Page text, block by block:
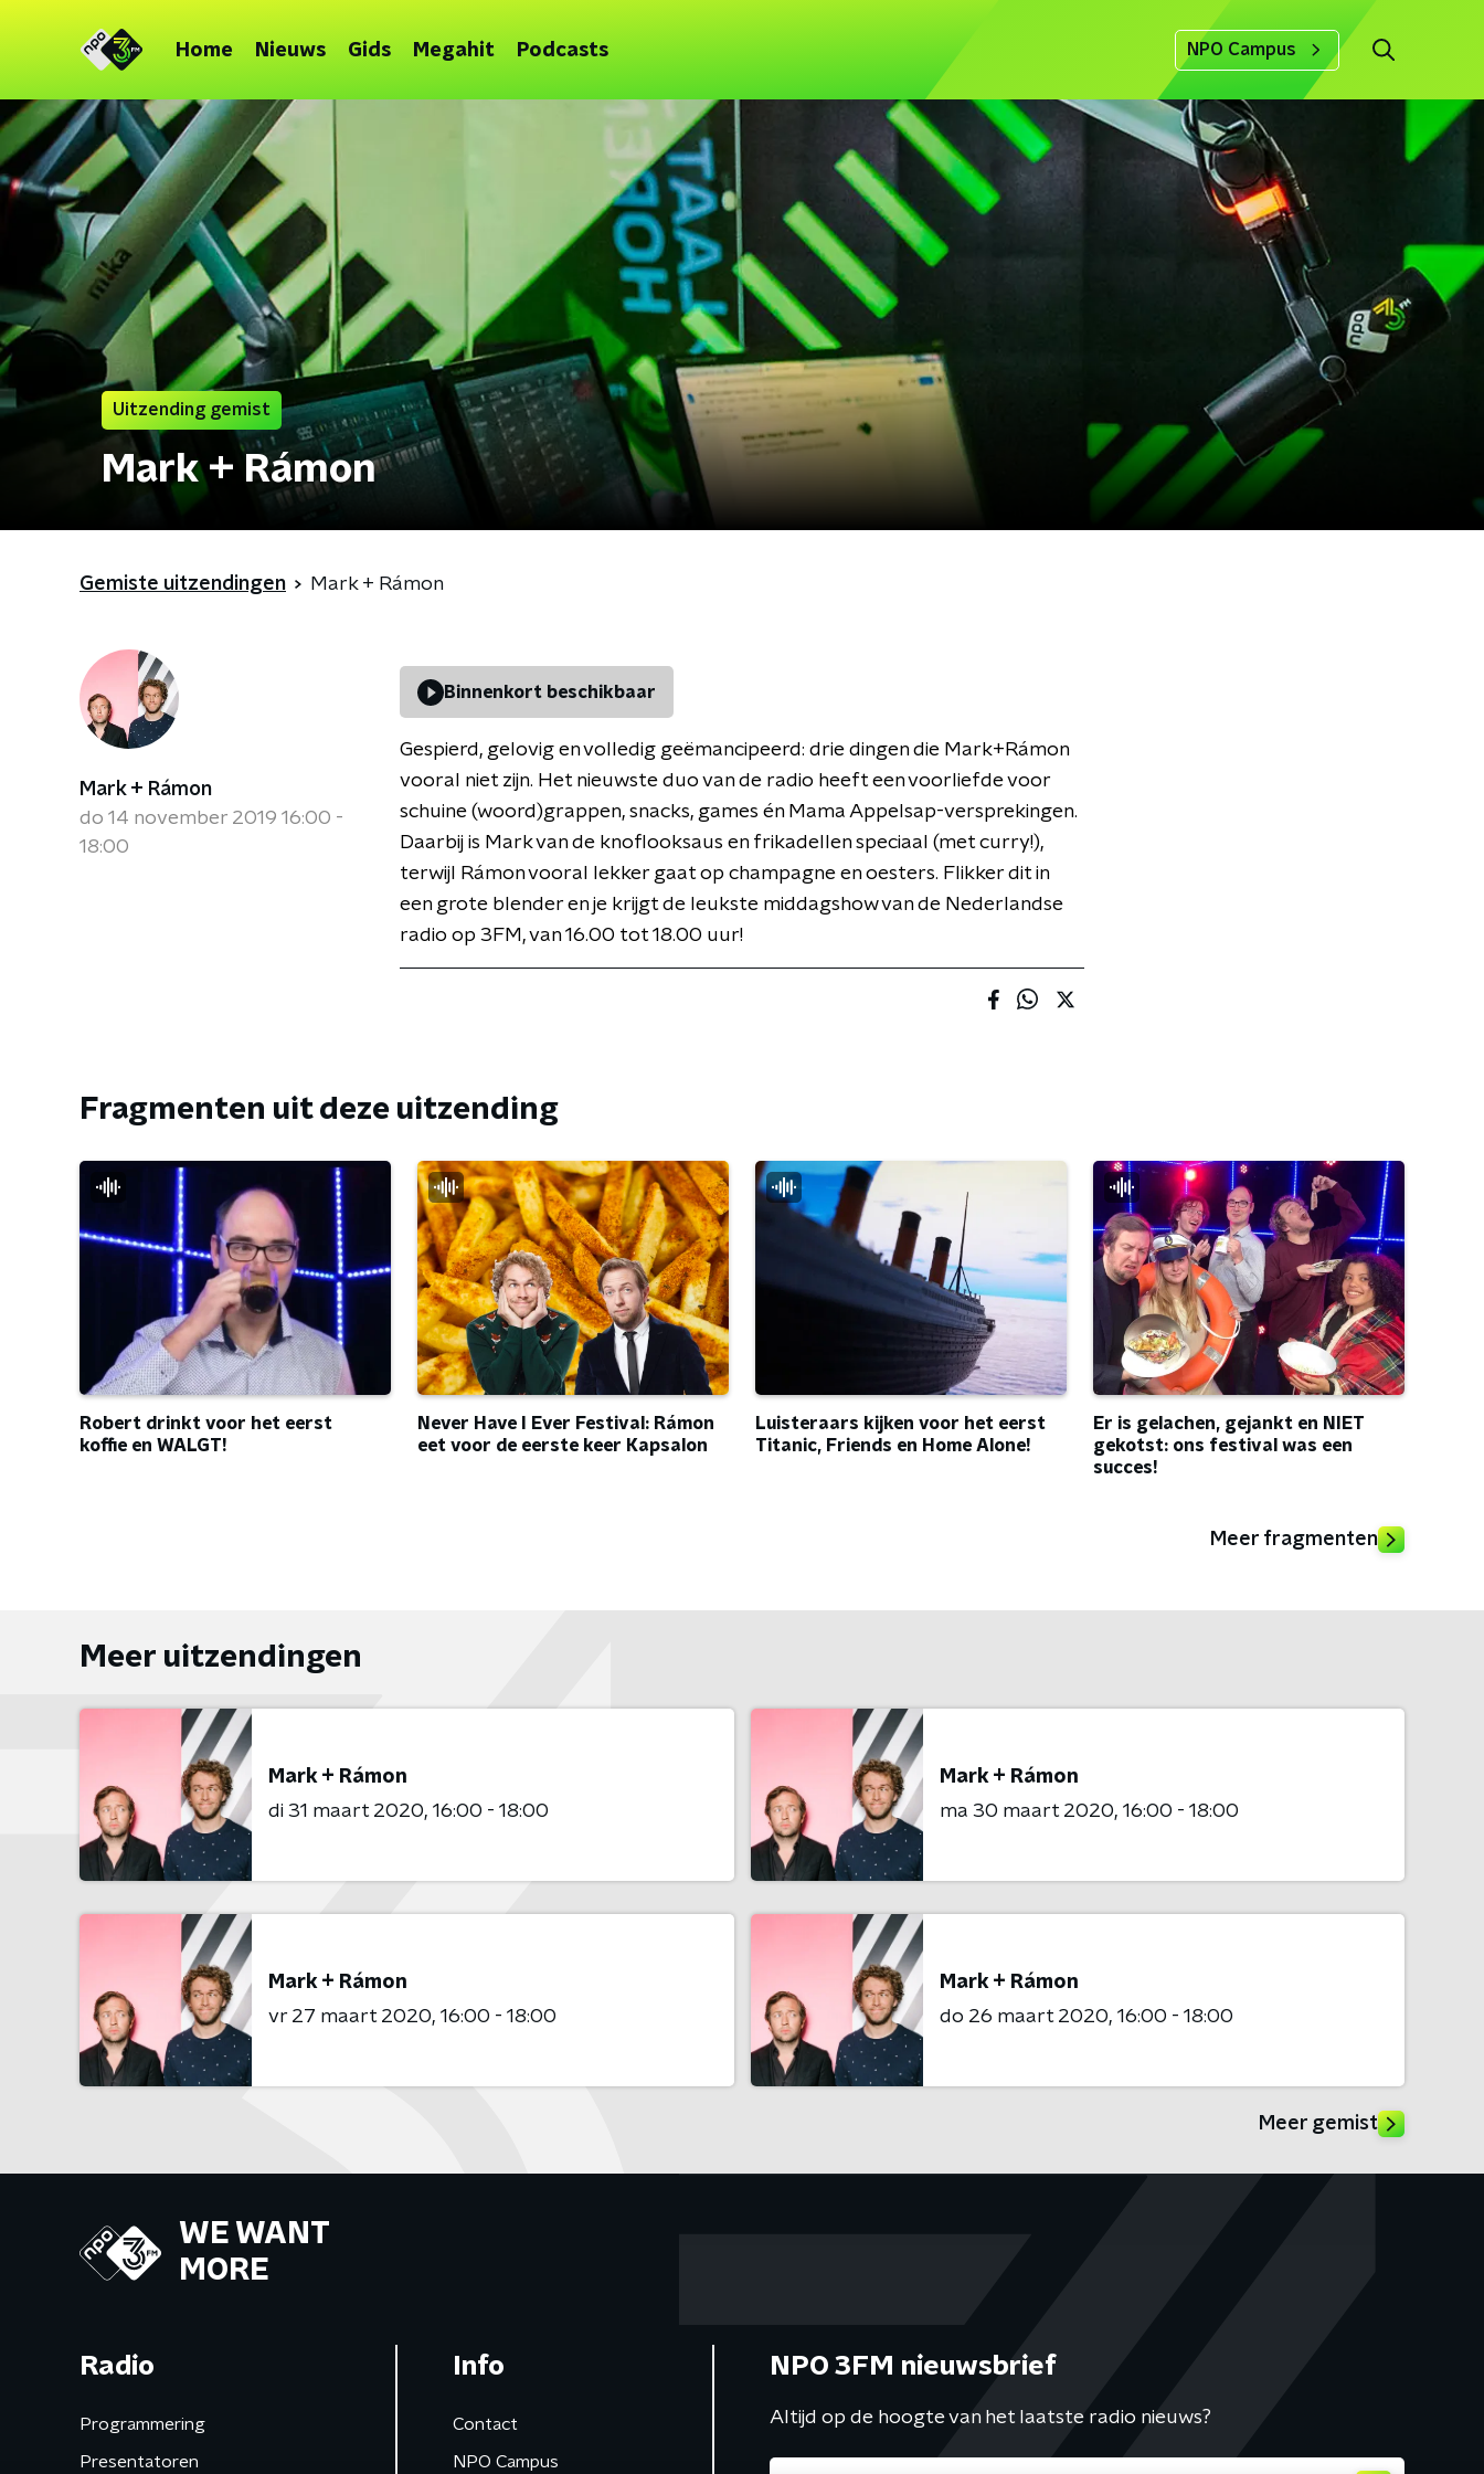
Home Nieuws Gids Megahit Podcasts NPO Campus
Uitzending gemist
Mark + Rámon
Gemiste uitzendingen Mark + Rámon
Mark + Rámon
do 14 november 2019 16:00 -
18:00
Binnenkort beschikbaar
Gespierd, gelovig en volledig geëmancipeerd: drie dingen die Mark+Rámon
vooral niet zijn. Het nieuwste duo van de radio heeft een voorliefde voor
schuine (woord)grappen, snacks, games én Mama Appelsap-versprekingen.
Daarbij is Mark van de knoflooksaus en frikadellen speciaal (met curry!),
terwijl Rámon vooral lekker gaat op champagne en oesters. Flikker dit in
een grote blender en je krijgt de leukste middagshow van de Nederlandse
radio op 3FM, van 16.00 tot 18.00 uur!
Fragmenten uit deze uitzending
Robert drinkt voor het eerst
koffie en WALGT!
Never Have I Ever Festival: Rámon
eet voor de eerste keer Kapsalon
Luisteraars kijken voor het eerst
Titanic, Friends en Home Alone!
Er is gelachen, gejankt en NIET
gekotst: ons festival was een
succes!
Meer fragmenten
Meer uitzendingen
Mark + Rámon
di 31 maart 2020 16:00 - 18:00
Mark + Rámon
ma 30 maart 2020 16:00 - 18:00
Mark + Rámon
vr 27 maart 2020 16:00 - 18:00
Mark + Rámon
do 26 maart 2020 16:00 - 18:00
Meer gemist
WE WANT
MORE
Radio
Programmering
Presentatoren
Info
Contact
NPO Campus
NPO 3FM nieuwsbrief
Altijd op de hoogte van het laatste radio nieuws?